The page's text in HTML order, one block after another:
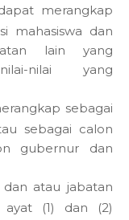
merangkap
mahasiswa dan
lain yang
nilai yang
sebagai
sebagai calon
gubernur dan
atau jabatan
ayat (1) dan (2)